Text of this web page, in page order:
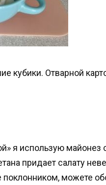
кубики. Отварной
я использую майонез
придает салату
можете